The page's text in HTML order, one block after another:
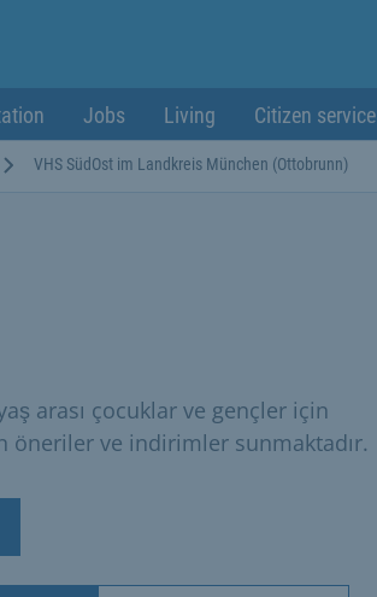
Jobs Living Citizen service
VHS SüdOst im Landkreis München (Ottobrunn)
arası çocuklar ve gençler için
ve indirimler sunmaktadır.